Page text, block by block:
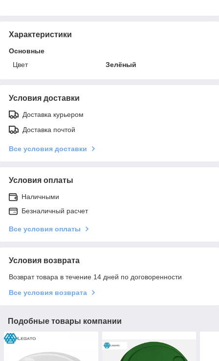
Характеристики
Основные
Цвет
Зелёный
Условия доставки
Доставка курьером
Доставка почтой
Все условия доставки
Условия оплаты
Наличными
Безналичный расчет
Все условия оплаты
Условия возврата
Возврат товара в течение 14 дней по договоренности
Все условия возврата
Подобные товары компании